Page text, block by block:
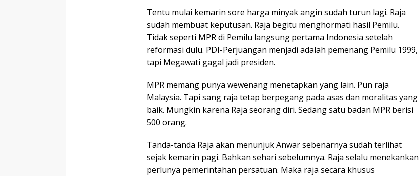
Tentu mulai kemarin sore harga minyak angin sudah turun lagi. Raja
sudah membuat keputusan. Raja begitu menghormati hasil Pemilu.
Tidak seperti MPR di Pemilu langsung pertama Indonesia setelah
reformasi dulu. PDI-Perjuangan menjadi adalah pemenang Pemilu 1999,
tapi Megawati gagal jadi presiden.
MPR memang punya wewenang menetapkan yang lain. Pun raja
Malaysia. Tapi sang raja tetap berpegang pada asas dan moralitas yang
baik. Mungkin karena Raja seorang diri. Sedang satu badan MPR berisi
500 orang.
Tanda-tanda Raja akan menunjuk Anwar sebenarnya sudah terlihat
sejak kemarin pagi. Bahkan sehari sebelumnya. Raja selalu menekankan
perlunya pemerintahan persatuan. Maka raja secara khusus